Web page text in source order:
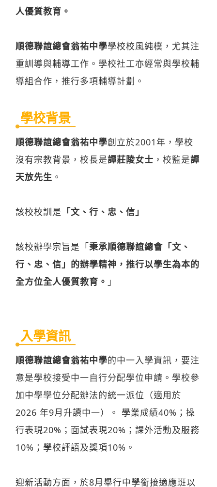
人優質教育。
順德聯誼總會翁祐中學學校校風純樸，尤其注
重訓導與輔導工作。學校社工亦經常與學校輔
導組合作，推行多項輔導計劃。
學校背景
順德聯誼總會翁祐中學創立於2001年，學校
沒有宗教背景，校長是譚莊陵女士 ，校監是譚
天放先生 。
該校校訓是 「文、行、忠、信」
該校辦學宗旨是「秉承順德聯誼總會「文、
行、忠、信」的辦學精神，推行以學生為本的
全方位全人優質教育。 」
入學資訊
順德聯誼總會翁祐中學的中一入學資訊，要注
意是學校接受中一自行分配學位申請。學校參
加中學學位分配辦法的統一派位（適用於
2026 年9月升讀中一）。 學業成績40%；操
行表現20%；面試表現20%；課外活動及服務
10%；學校評語及獎項10%。
迎新活動方面，於8月舉行中學銜接適應班以